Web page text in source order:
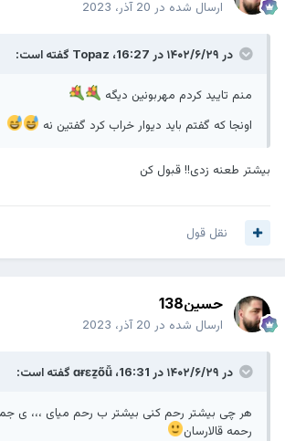
ارسال شده در 20 آذر، 2023
در ۱۴۰۲/۶/۲۹ در 16:27، Topazگفته است:
منم تایید کردم مهربونین دیگه
اونجا که گفتم باید دیوار خراب کرد گفتین نه
بیشتر طعنه زدی!! قبول کن
نقل قول
حسین138
ارسال شده در 20 آذر، 2023
در ۱۴۰۲/۶/۲۹ در 16:31، ɑɍɛẕőǚگفته است:
هر چی بیشتر رحم کنی بیشتر ب رحم میای ،،، ی
رحمه قالارسان